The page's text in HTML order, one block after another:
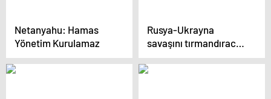
Netanyahu: Hamas
Yönetim Kurulamaz
Rusya-Ukrayna
savaşını tırmandıracak
bir açıklama da
Zelenskiy’den: Hepsini